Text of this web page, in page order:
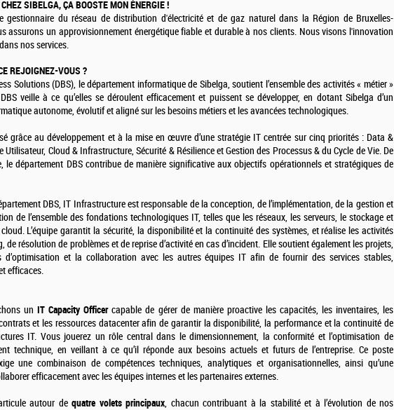
SIBELGA, ÇA BOOSTE MON ÉNERGIE !
gestionnaire du réseau de distribution d'électricité et de gaz naturel dans la Région de Bruxelles-
assurons un approvisionnement énergétique fiable et durable à nos clients. Nous visons l'innovation
nos services.
REJOIGNEZ-VOUS ?
Solutions (DBS), le département informatique de Sibelga, soutient l’ensemble des activités « métier »
veille à ce qu’elles se déroulent efficacement et puissent se développer, en dotant Sibelga d’un
autonome, évolutif et aligné sur les besoins métiers et les avancées technologiques.
grâce au développement et à la mise en œuvre d’une stratégie IT centrée sur cinq priorités : Data &
Utilisateur, Cloud & Infrastructure, Sécurité & Résilience et Gestion des Processus & du Cycle de Vie. De
le département DBS contribue de manière significative aux objectifs opérationnels et stratégiques de
DBS, IT Infrastructure est responsable de la conception, de l’implémentation, de la gestion et
de l’ensemble des fondations technologiques IT, telles que les réseaux, les serveurs, le stockage et
L’équipe garantit la sécurité, la disponibilité et la continuité des systèmes, et réalise les activités
de résolution de problèmes et de reprise d’activité en cas d’incident. Elle soutient également les projets,
d’optimisation et la collaboration avec les autres équipes IT afin de fournir des services stables,
efficaces.
un IT Capacity Officercapable de gérer de manière proactive les capacités, les inventaires, les
et les ressources datacenter afin de garantir la disponibilité, la performance et la continuité de
IT. Vous jouerez un rôle central dans le dimensionnement, la conformité et l’optimisation de
technique, en veillant à ce qu’il réponde aux besoins actuels et futurs de l’entreprise. Ce poste
une combinaison de compétences techniques, analytiques et organisationnelles, ainsi qu’une
efficacement avec les équipes internes et les partenaires externes.
autour dequatre volets principaux, chacun contribuant à la stabilité et à l’évolution de nos